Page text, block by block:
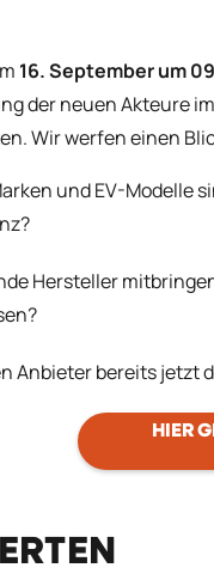
16. September um
der neuen Akteure
Wir werfen einen
und EV-Modelle
Hersteller
Anbieter bereits
HIER